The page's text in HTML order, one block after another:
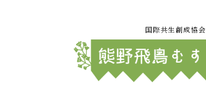
国際共生創成協会